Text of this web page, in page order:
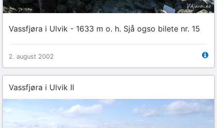
Vassfjøra i Ulvik - 1633 m o. h. Sjå ogso bilete nr. 15
2. august 2002
Vassfjøra i Ulvik II